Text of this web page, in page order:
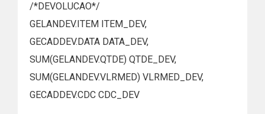
/*DEVOLUCAO*/
GELANDEV.ITEM ITEM_DEV,
GECADDEV.DATA DATA_DEV,
SUM(GELANDEV.QTDE) QTDE_DEV,
SUM(GELANDEV.VLRMED) VLRMED_DEV,
GECADDEV.CDC CDC_DEV